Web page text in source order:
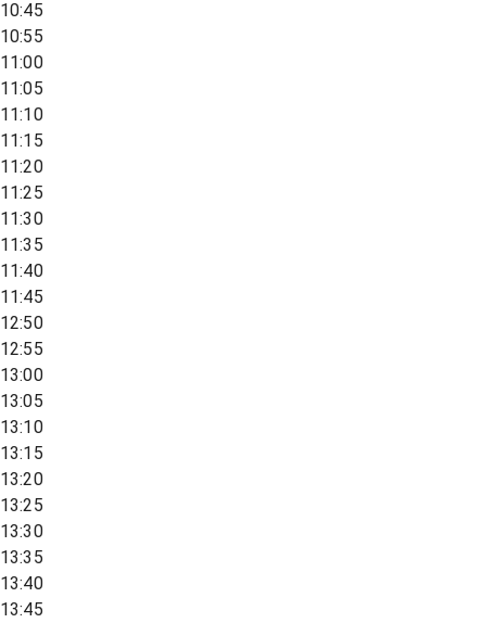
10:45
10:55
11:00
11:05
11:10
11:15
11:20
11:25
11:30
11:35
11:40
11:45
12:50
12:55
13:00
13:05
13:10
13:15
13:20
13:25
13:30
13:35
13:40
13:45